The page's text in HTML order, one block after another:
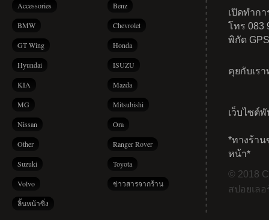
Accessories Benz
BMW Chevrolet
GT Wing Honda
Hyundai ISUZU
KIA Mazda
MG Mitsubishi
Nissan Ora
Other Ranger Rover
Suzuki Toyota
Volvo ข่าวสารจากร้าน
ลิ้นหน้าซิ่ง
เปิดทำก
โทร 083
พิกัด
คุยกับเร
เว็บไซต์
*ทางร้าน
หน้า*
© 2018
สปอยเล